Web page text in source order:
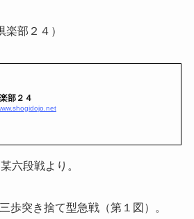
楽部２４）
部２４
六段戦より。
歩突き捨て型急戦（第１図）。